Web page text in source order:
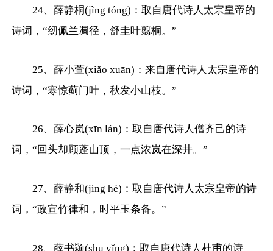
24、薛静桐(jìng tóng)：取自唐代诗人太宗皇帝的
诗词，“纫佩兰凋径，舒圭叶翦桐。”
25、薛小萱(xiǎo xuān)：来自唐代诗人太宗皇帝的
诗词，“寒惊蓟门叶，秋发小山枝。”
26、薛心岚(xīn lán)：取自唐代诗人僧齐己的诗
词，“回头却顾蓬山顶，一点浓岚在深井。”
27、薛静和(jìng hé)：取自唐代诗人太宗皇帝的诗
词，“政宣竹律和，时平玉条备。”
28、薛书颖(shū yǐng)：取自唐代诗人杜甫的诗